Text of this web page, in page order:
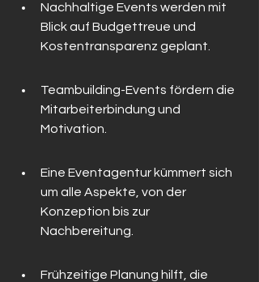
Nachhaltige Events werden mit
Blick auf Budgettreue und
Kostentransparenz geplant.
Teambuilding-Events fördern die
Mitarbeiterbindung und
Motivation.
Eine Eventagentur kümmert sich
um alle Aspekte, von der
Konzeption bis zur
Nachbereitung.
Frühzeitige Planung hilft, die